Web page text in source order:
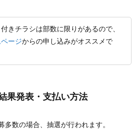
きチラシは部数に限りがあるので、
ージからの申し込みがオススメで
果発表・支払い方法
多数の場合、抽選が行われます。